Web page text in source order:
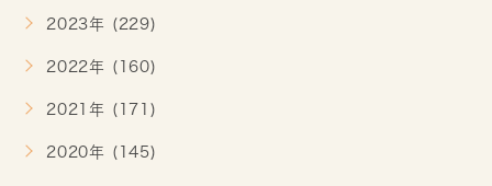
2023年 (229)
2022年 (160)
2021年 (171)
2020年 (145)